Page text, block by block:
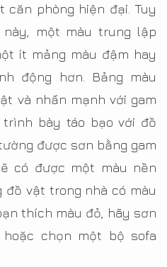
căn phòng hiện đại. Tuy
này, một màu trung lập
ít mảng màu đậm hay
động hơn. Bảng màu
và nhấn mạnh với gam
bày táo bạo với đồ
được sơn bằng gam
có được một màu nền
vật trong nhà có màu
thích màu đỏ, hãy sơn
chọn một bộ sofa